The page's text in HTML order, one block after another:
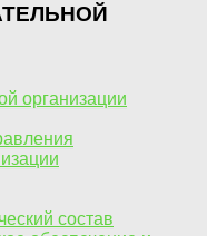
организации
состав